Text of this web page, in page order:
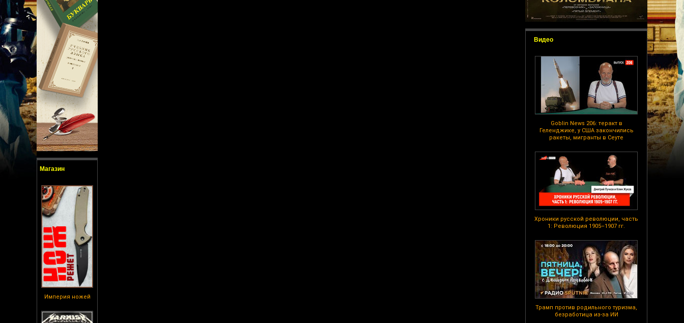
Магазин
Империя ножей
Видео
Goblin News 206: теракт в
Геленджике, у США закончились
ракеты, мигранты в Сеуте
Хроники русской революции, часть
1: Революция 1905–1907 гг.
Трамп против родильного туризма,
безработица из-за ИИ